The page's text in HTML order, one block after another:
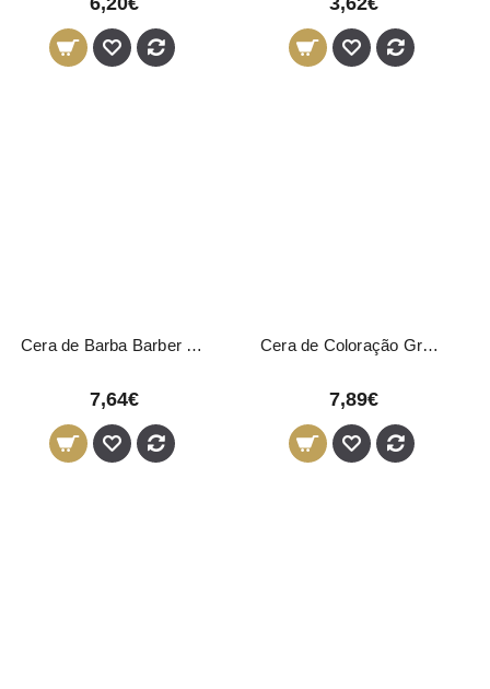
Cera de Barba Barber Club Novon Professional 50ml
7,64€
Cera de Coloração Grey Matizadora Novon Professional 100ml
7,89€